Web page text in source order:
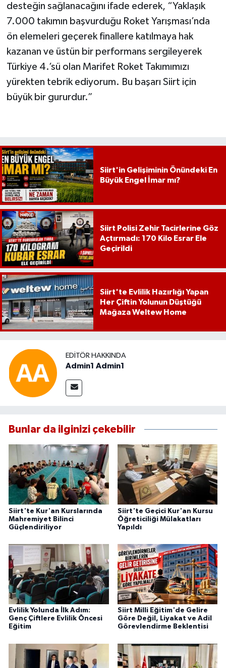
desteğin sağlanacağını ifade ederek, “Yaklaşık
7.000 takımın başvurduğu Roket Yarışması’nda
ön elemeleri geçerek finallere katılmaya hak
kazanan ve üstün bir performans sergileyerek
Türkiye 4.’sü olan Marifet Roket Takımımızı
yürekten tebrik ediyorum. Bu başarı Siirt için
büyük bir gururdur.”
Siirt'in Gelişiminin Önündeki En
Büyük Engel İmar mı?
Siirt Polisi Zehir Tacirlerine Göz
Açtırmadı: 170 Kilo Esrar Ele
Geçirildi
Siirt'te Evlilik Hazırlığı Yapan
Her Çiftin Yolunun Düştüğü
Mağaza Weltew Home
EDITÖR HAKKINDA
Admin1 Admin1
Bunlar da ilginizi çekebilir
Siirt'te Kur'an Kurslarında
Mahremiyet Bilinci
Güçlendiriliyor
Siirt'te Geçici Kur'an Kursu
Öğreticiliği Mülakatları
Yapıldı
Evlilik Yolunda İlk Adım:
Genç Çiftlere Evlilik Öncesi
Eğitim
Siirt Milli Eğitim'de Gelire
Göre Değil, Liyakat ve Adil
Görevlendirme Beklentisi